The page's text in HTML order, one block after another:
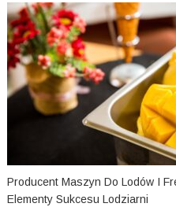
Producent Maszyn Do Lodów I
Elementy Sukcesu Lodziarni